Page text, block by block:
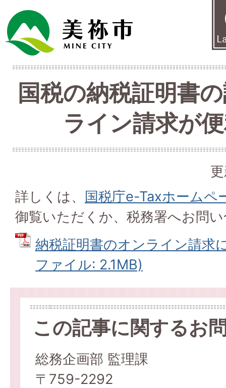
国税の納税証明書
ライン請求が
詳しくは、 国税庁e-Taxホームペ
御覧いただくか、税務署へお問
納税証明書のオンライン請求
ファイル: 2.1MB)
この記事に関するお
総務企画部 監理課
〒759-2292